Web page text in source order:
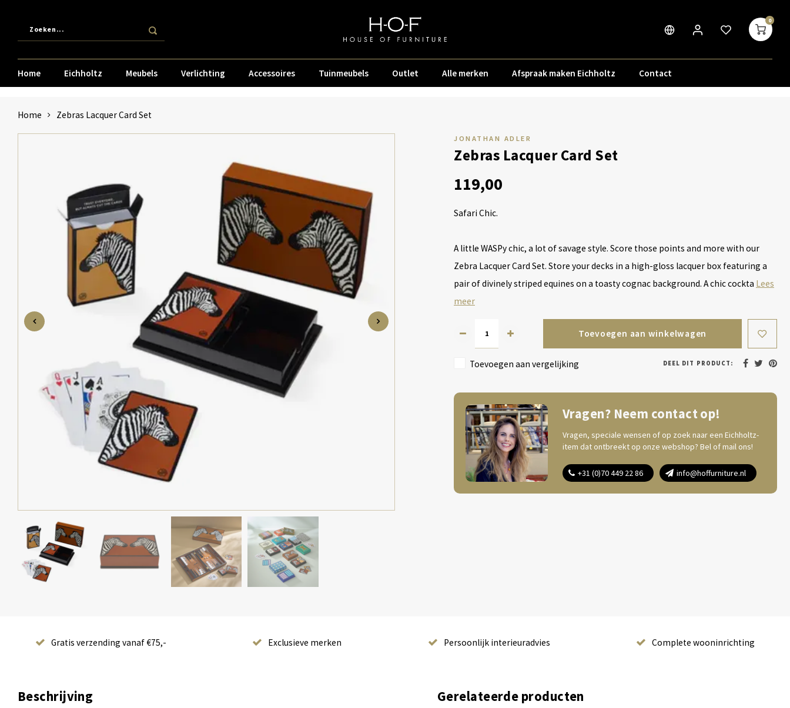
0
Home Eichholtz Meubels Verlichting Accessoires Tuinmeubels Outlet Alle merken Afspraak maken Eichholtz Contact
Home Zebras Lacquer Card Set
JONATHAN ADLER
Zebras Lacquer Card Set
119,00
Safari Chic.
A little WASPy chic, a lot of savage style. Score those points and more with our
Zebra Lacquer Card Set. Store your decks in a high-gloss lacquer box featuring a
pair of divinely striped equines on a toasty cognac background. A chic cockta Lees
meer
Toevoegen aan winkelwagen
Toevoegen aan vergelijking DEEL DIT PRODUCT:
Vragen? Neem contact op!
Vragen, speciale wensen of op zoek naar een Eichholtz-
item dat ontbreekt op onze webshop? Bel of mail ons!
+31 (0)70 449 22 86 info@hoffurniture.nl
Gratis verzending vanaf €75,- Exclusieve merken Persoonlijk interieuradvies Complete wooninrichting
Beschrijving Gerelateerde producten